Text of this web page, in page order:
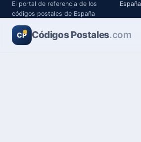
El portal de referencia de los
códigos postales de España
España
CP Códigos Postales.com